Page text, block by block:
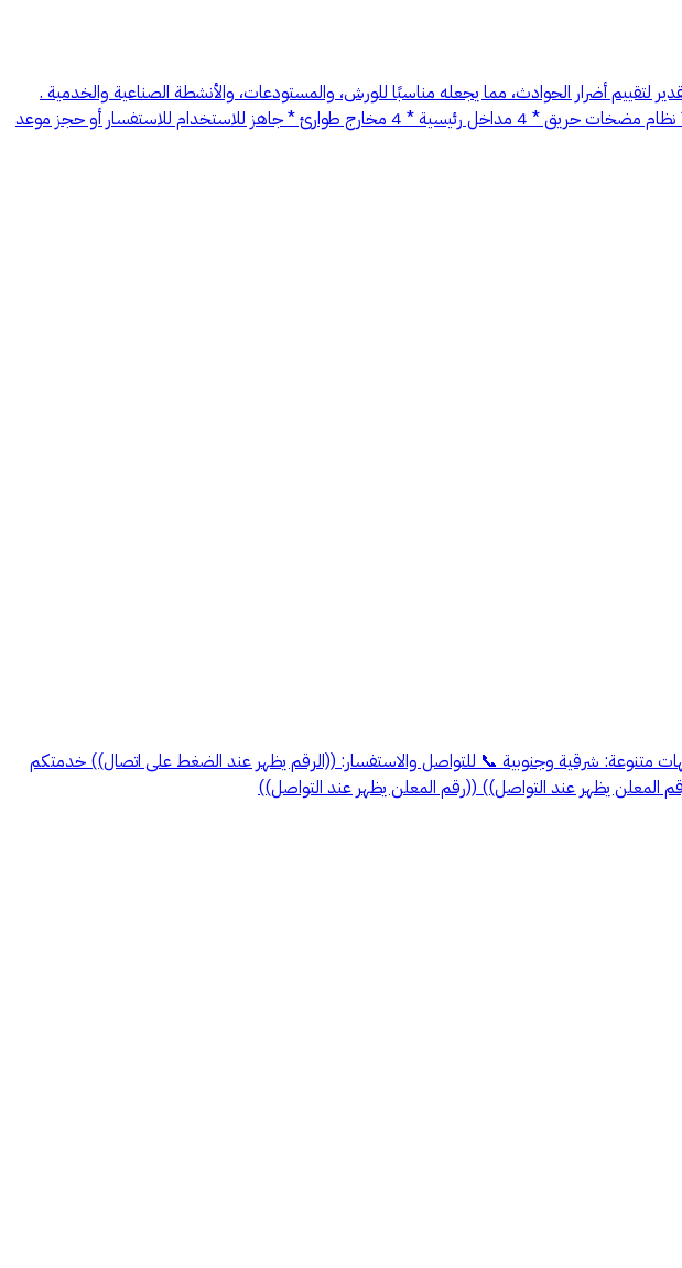
لتقييم أضرار الحوادث، مما يجعله مناسبًا للورش، والمستودعات، والأنشطة الصناعية والخدمية .
المواصفات: * المساحة: 1,418 م² * يقع على شارعين متظاهرين * كهرباء 400 أمبير * شبكة مياه وصرف صحي مكتملة * نظام مضخات حريق * 4 مداخل رئيسية * 4 مخارج طوارئ * جاهز للاستخدام للاستفسار أو حجز موعد
الثقبة (الخبر) * عدد الورش: 4 * مساحة كل ورشة: 132 م² * موقع مميز على 3 شوارع * واجهات متنوعة: شرقية وجنوبية 📞 للتواصل والاستفسار: ((الرقم يظهر عند الضغط على اتصال)) خدمتكم
المعلن يظهر عند التواصل)) ((رقم المعلن يظهر عند التواصل))